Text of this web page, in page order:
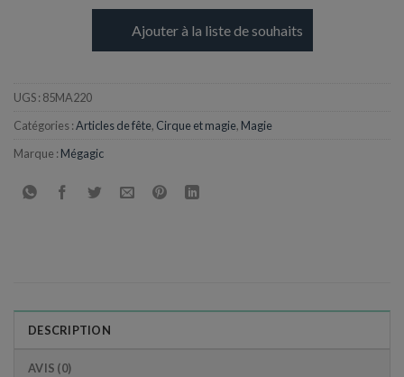
Ajouter à la liste de souhaits
UGS : 85MA220
Catégories :Articles de fête, Cirque et magie, Magie
Marque : Mégagic
DESCRIPTION
AVIS (0)